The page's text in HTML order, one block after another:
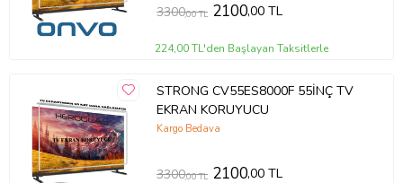
3300,00 TL 2100,00 TL
224,00 TL'den Başlayan Taksitlerle
STRONG CV55ES8000F 55İNÇ TV
EKRAN KORUYUCU
Kargo Bedava
3300,00 TL 2100,00 TL